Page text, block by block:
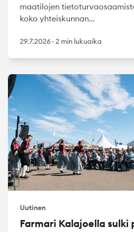
maatilojen
koko yhteiskunnan...
29.7.2026 · 2 min lukuaika
Uutinen
Farmari Kalajoella sulki